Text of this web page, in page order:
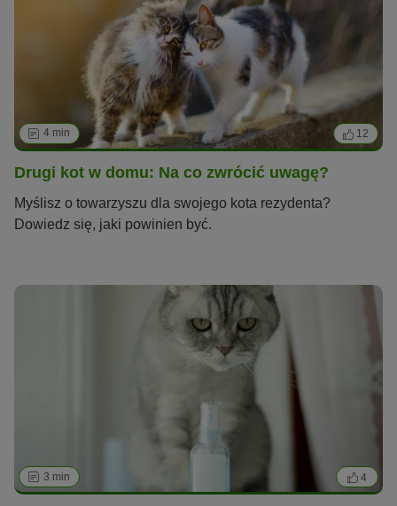
4 min 12
Drugi kot w domu: Na co zwrócić uwagę?
Myślisz o towarzyszu dla swojego kota rezydenta?
Dowiedz się, jaki powinien być.
3 min 4